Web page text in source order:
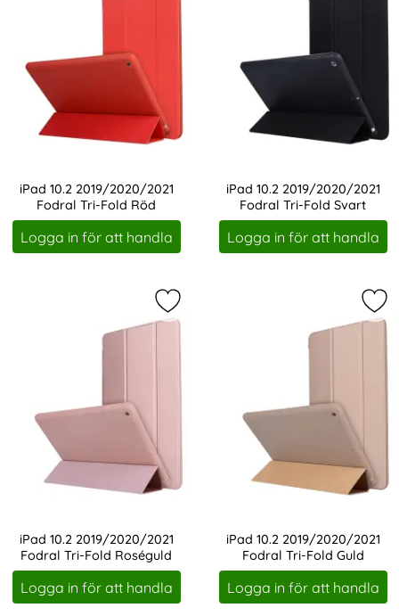
iPad 10.2 2019/2020/2021
Fodral Tri-Fold Röd
Art. nr 1180
Logga in för att handla
iPad 10.2 2019/2020/2021
Fodral Tri-Fold Svart
Art. nr 1181
Logga in för att handla
iPad 10.2 2019/2020/2021
Fodral Tri-Fold Roséguld
Art. nr 1182
Logga in för att handla
Markera iPad 10.2 2019/2020/
iPad 10.2 2019/2020/2021
Fodral Tri-Fold Guld
Art. nr 1183
Logga in för att handla